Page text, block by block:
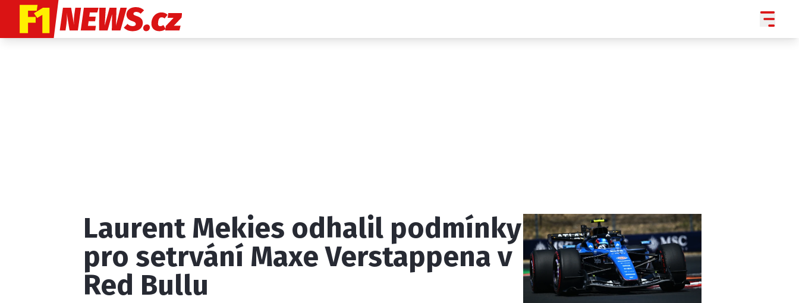
Provozovatelem serveru F1NEWS.cz je INCORP MEDIA GROUP s.r.o., IČ: 118 23 054
SLEDUJTE NÁS NA
Laurent Mekies odhalil podmínky
pro setrvání Maxe Verstappena v
Red Bullu